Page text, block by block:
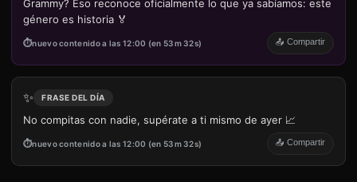
Grammy? Eso reconoce oficialmente lo que ya sabíamos: este
género es historia 🏅
nuevo contenido a las 12:00 (en 53m 32s) 📤 Compartir
✨ FRASE DEL DÍA
No compitas con nadie, supérate a ti mismo de ayer 📈
nuevo contenido a las 12:00 (en 53m 32s) 📤 Compartir